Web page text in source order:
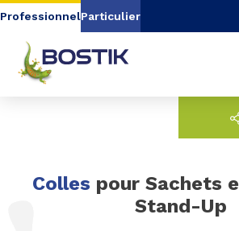
Aller au contenu
Aller au menu
Aller à la recherche
ProfessionnelParticulier
Colles pour Sachets
Stand-Up